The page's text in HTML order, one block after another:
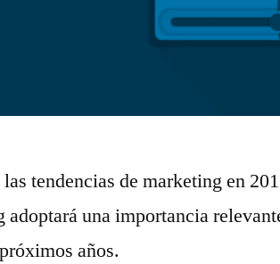
tendencias de marketing en
una importancia
años.